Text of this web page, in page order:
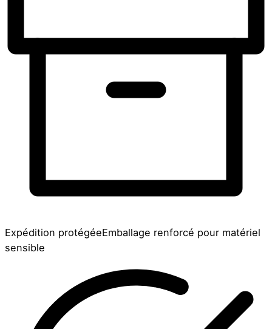
Expédition protégéeEmballage renforcé pour matériel
sensible